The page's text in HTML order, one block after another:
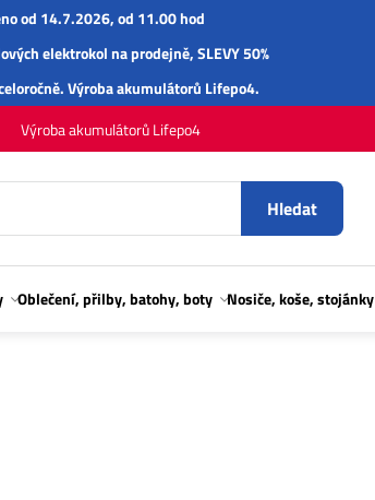
od 14.7.2026, od 11.00 hod
elektrokol na prodejně, SLEVY 50%
Výroba akumulátorů Lifepo4.
Výroba akumulátorů Lifepo4
Hledat
Oblečení, přilby, batohy, boty Nosiče, koše, stojánky